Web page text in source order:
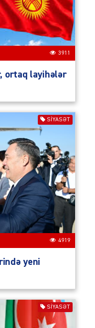
3911
ortaq layihələr
SIYASƏT
4919
yeni
SIYASƏT